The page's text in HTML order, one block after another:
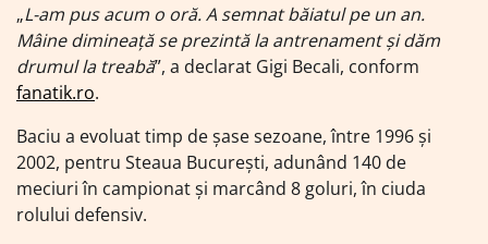
„L-am pus acum o oră. A semnat băiatul pe un an.
Mâine dimineață se prezintă la antrenament și dăm
drumul la treabă”, a declarat Gigi Becali, conform
fanatik.ro.
Baciu a evoluat timp de șase sezoane, între 1996 și
2002, pentru Steaua București, adunând 140 de
meciuri în campionat și marcând 8 goluri, în ciuda
rolului defensiv.